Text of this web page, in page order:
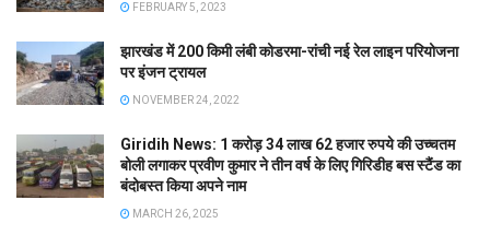
FEBRUARY 5, 2023
झारखंड में 200 किमी लंबी कोडरमा-रांची नई रेल लाइन परियोजना
पर इंजन ट्रायल
NOVEMBER 24, 2022
Giridih News: 1 करोड़ 34 लाख 62 हजार रुपये की उच्चतम
बोली लगाकर प्रवीण कुमार ने तीन वर्ष के लिए गिरिडीह बस स्टैंड का
बंदोबस्त किया अपने नाम
MARCH 26, 2025